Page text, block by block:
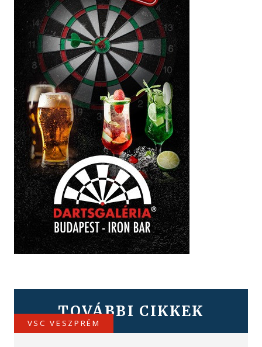
TOVÁBBI CIKKEK
VSC VESZPRÉM